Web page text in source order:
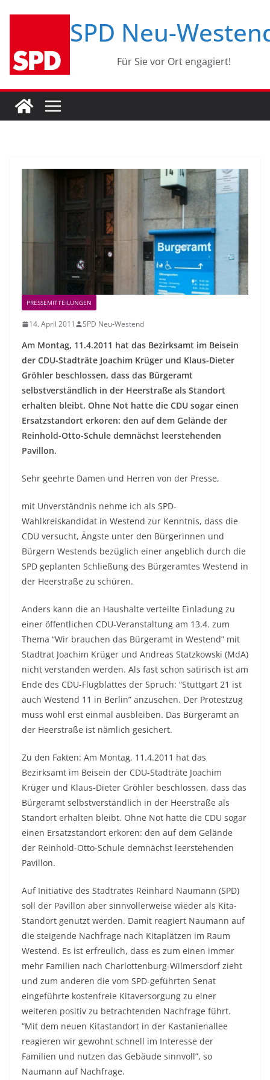
SPD Neu-
Für Sie vor Ort engagiert!
PRESSEMITTEILUNGEN
14. April 2011 SPD Neu-Westend
Am Montag, 11.4.2011 hat das Bezirksamt im Beisein
der CDU-Stadträte Joachim Krüger und Klaus-Dieter
Gröhler beschlossen, dass das Bürgeramt
selbstverständlich in der Heerstraße als Standort
erhalten bleibt. Ohne Not hatte die CDU sogar einen
Ersatzstandort erkoren: den auf dem Gelände der
Reinhold-Otto-Schule demnächst leerstehenden
Pavillon.
Sehr geehrte Damen und Herren von der Presse,
mit Unverständnis nehme ich als SPD-
Wahlkreiskandidat in Westend zur Kenntnis, dass die
CDU versucht, Ängste unter den Bürgerinnen und
Bürgern Westends bezüglich einer angeblich durch die
SPD geplanten Schließung des Bürgeramtes Westend in
der Heerstraße zu schüren.
Anders kann die an Haushalte verteilte Einladung zu
einer öffentlichen CDU-Veranstaltung am 13.4. zum
Thema “Wir brauchen das Bürgeramt in Westend” mit
Stadtrat Joachim Krüger und Andreas Statzkowski (MdA)
nicht verstanden werden. Als fast schon satirisch ist am
Ende des CDU-Flugblattes der Spruch: “Stuttgart 21 ist
auch Westend 11 in Berlin” anzusehen. Der Protestzug
muss wohl erst einmal ausbleiben. Das Bürgeramt an
der Heerstraße ist nämlich gesichert.
Zu den Fakten: Am Montag, 11.4.2011 hat das
Bezirksamt im Beisein der CDU-Stadträte Joachim
Krüger und Klaus-Dieter Gröhler beschlossen, dass das
Bürgeramt selbstverständlich in der Heerstraße als
Standort erhalten bleibt. Ohne Not hatte die CDU sogar
einen Ersatzstandort erkoren: den auf dem Gelände
der Reinhold-Otto-Schule demnächst leerstehenden
Pavillon.
Auf Initiative des Stadtrates Reinhard Naumann (SPD)
soll der Pavillon aber sinnvollerweise wieder als Kita-
Standort genutzt werden. Damit reagiert Naumann auf
die steigende Nachfrage nach Kitaplätzen im Raum
Westend. Es ist erfreulich, dass es zum einen immer
mehr Familien nach Charlottenburg-Wilmersdorf zieht
und zum anderen die vom SPD-geführten Senat
eingeführte kostenfreie Kitaversorgung zu einer
weiteren positiv zu betrachtenden Nachfrage führt.
“Mit dem neuen Kitastandort in der Kastanienallee
reagieren wir gewohnt schnell im Interesse der
Familien und nutzen das Gebäude sinnvoll”, so
Naumann auf Nachfrage.